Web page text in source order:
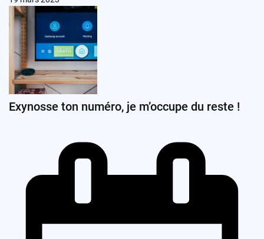
Exynosse ton numéro, je m’occupe du reste !